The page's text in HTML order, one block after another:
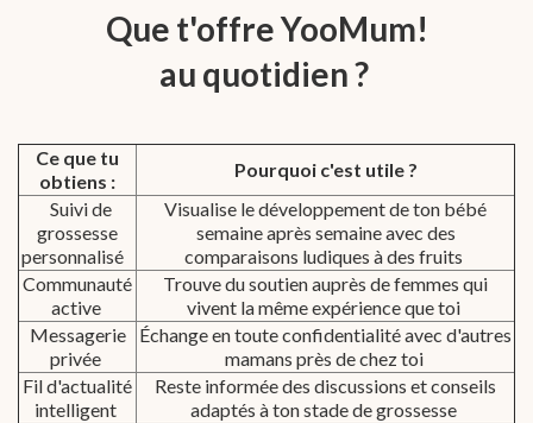
Que t'offre YooMum!
au quotidien ?
Ce que tu
obtiens :
Pourquoi c'est utile ?
Suivi de
grossesse
personnalisé
Visualise le développement de ton bébé
semaine après semaine avec des
comparaisons ludiques à des fruits
Communauté
active
Trouve du soutien auprès de femmes qui
vivent la même expérience que toi
Messagerie
privée
Échange en toute confidentialité avec d'autres
mamans près de chez toi
Fil d'actualité
intelligent
Reste informée des discussions et conseils
adaptés à ton stade de grossesse